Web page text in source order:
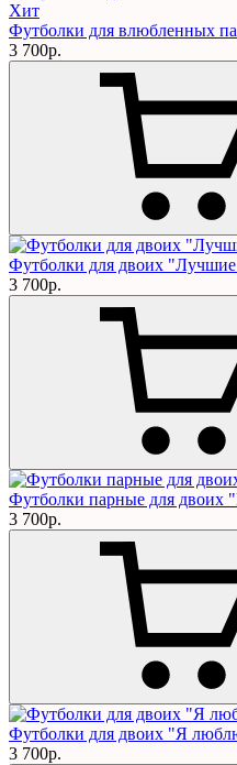
Хит
Футболки для влюбленных
3 700р.
Футболки для двоих
3 700р.
Футболки парные для двоих
3 700р.
Футболки для двоих "Я
3 700р.